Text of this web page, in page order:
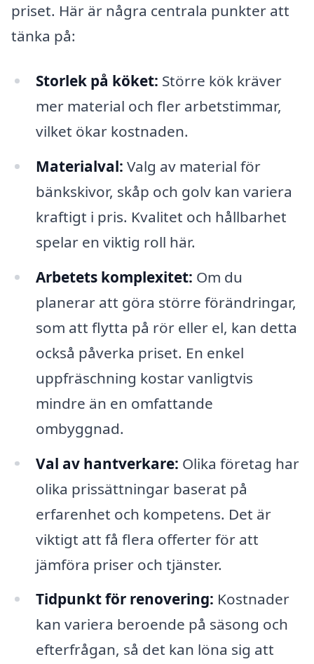
priset. Här är några centrala punkter att
tänka på:
Storlek på köket: Större kök kräver
mer material och fler arbetstimmar,
vilket ökar kostnaden.
Materialval: Valg av material för
bänkskivor, skåp och golv kan variera
kraftigt i pris. Kvalitet och hållbarhet
spelar en viktig roll här.
Arbetets komplexitet: Om du
planerar att göra större förändringar,
som att flytta på rör eller el, kan detta
också påverka priset. En enkel
uppfräschning kostar vanligtvis
mindre än en omfattande
ombyggnad.
Val av hantverkare: Olika företag har
olika prissättningar baserat på
erfarenhet och kompetens. Det är
viktigt att få flera offerter för att
jämföra priser och tjänster.
Tidpunkt för renovering: Kostnader
kan variera beroende på säsong och
efterfrågan, så det kan löna sig att